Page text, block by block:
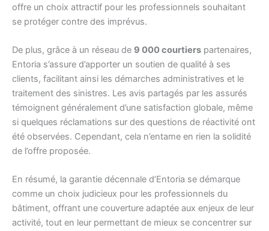
offre un choix attractif pour les professionnels souhaitant
se protéger contre des imprévus.
De plus, grâce à un réseau de 9 000 courtiers partenaires,
Entoria s’assure d’apporter un soutien de qualité à ses
clients, facilitant ainsi les démarches administratives et le
traitement des sinistres. Les avis partagés par les assurés
témoignent généralement d’une satisfaction globale, même
si quelques réclamations sur des questions de réactivité ont
été observées. Cependant, cela n’entame en rien la solidité
de l’offre proposée.
En résumé, la garantie décennale d’Entoria se démarque
comme un choix judicieux pour les professionnels du
bâtiment, offrant une couverture adaptée aux enjeux de leur
activité, tout en leur permettant de mieux se concentrer sur